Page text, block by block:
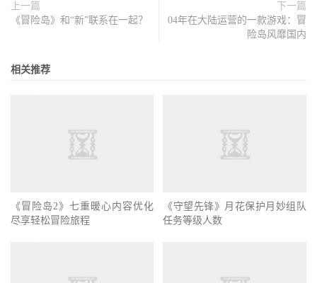
上一篇
《冒险岛》和“新”联系在一起？
下一篇
04年在大陆运营的一款游戏：冒
险岛风靡国内
相关推荐
《冒险岛2》七重暖心内容优化
尽享轻松冒险旅程
任务等级人数